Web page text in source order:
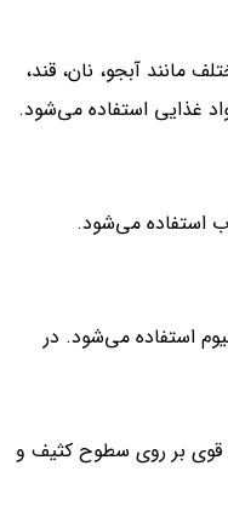
مانند آبجو، نان، قند،
غذایی استفاده می‌شود.
استفاده می‌شود.
استفاده می‌شود. در
قوی بر روی سطوح کثیف و